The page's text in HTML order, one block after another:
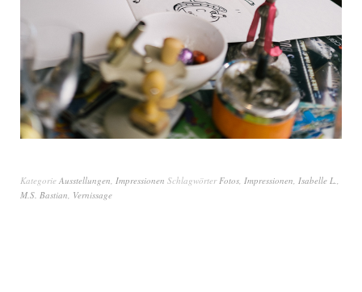
Kategorie Ausstellungen Impressionen Schlagwörter Fotos Impressionen Isabelle L.
M.S. Bastian Vernissage